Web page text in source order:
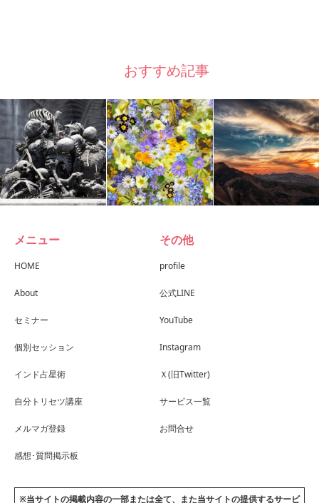
おすすめ記事
メニュー
HOME
About
セミナー
個別セッション
インド占星術
自分トリセツ講座
メルマガ登録
感想･質問掲示板
その他
profile
公式LINE
YouTube
Instagram
Ｘ(旧Twitter)
サービス一覧
お問合せ
※当サイトの掲載内容の一部または全て、また当サイトの提供するサービ